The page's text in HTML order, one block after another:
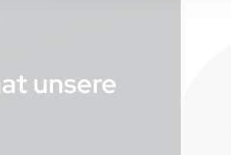
unsere